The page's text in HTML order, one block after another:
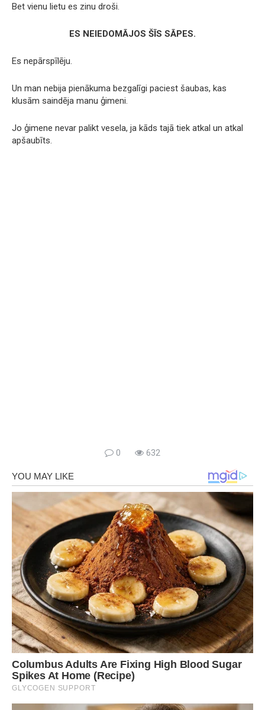
Bet vienu lietu es zinu droši.
ES NEIEDOMĀJOS ŠĪS SĀPES.
Es nepārspīlēju.
Un man nebija pienākuma bezgalīgi paciest šaubas, kas
klusām saindēja manu ģimeni.
Jo ģimene nevar palikt vesela, ja kāds tajā tiek atkal un atkal
apšaubīts.
0 632